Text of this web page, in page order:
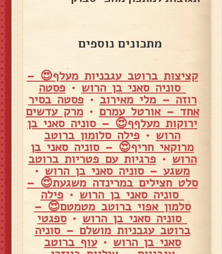
מתכונים נוספים
קציצות ברוטב עגבניות מעלף😍 –
סוניה סאני בן הרוש • פסטה
רוזה – מלי מאירוב • פסטה בסיר
אחד – אורטל עמרם •מרק עדשים
ירוקות מעלףף😍 – סוניה סאני בן
הרוש • פילה סלומון ברוטב
מרוקאי חריף😍 – סוניה סאני בן
הרוש • פרגיות עם פטריות ברוטב
משגע – סוניה סאני בן הרוש •
סלט חצילים במרינדה משגעת😍 –
סוניה סאני בן הרוש • פילה
סלמון אפוי ברוטב מטמטם😍 –
סוניה סאני בן הרוש •ספגטי
ברוטב עגבניות מושלם – סוניה
סאני בן הרוש •עוף ברוטב